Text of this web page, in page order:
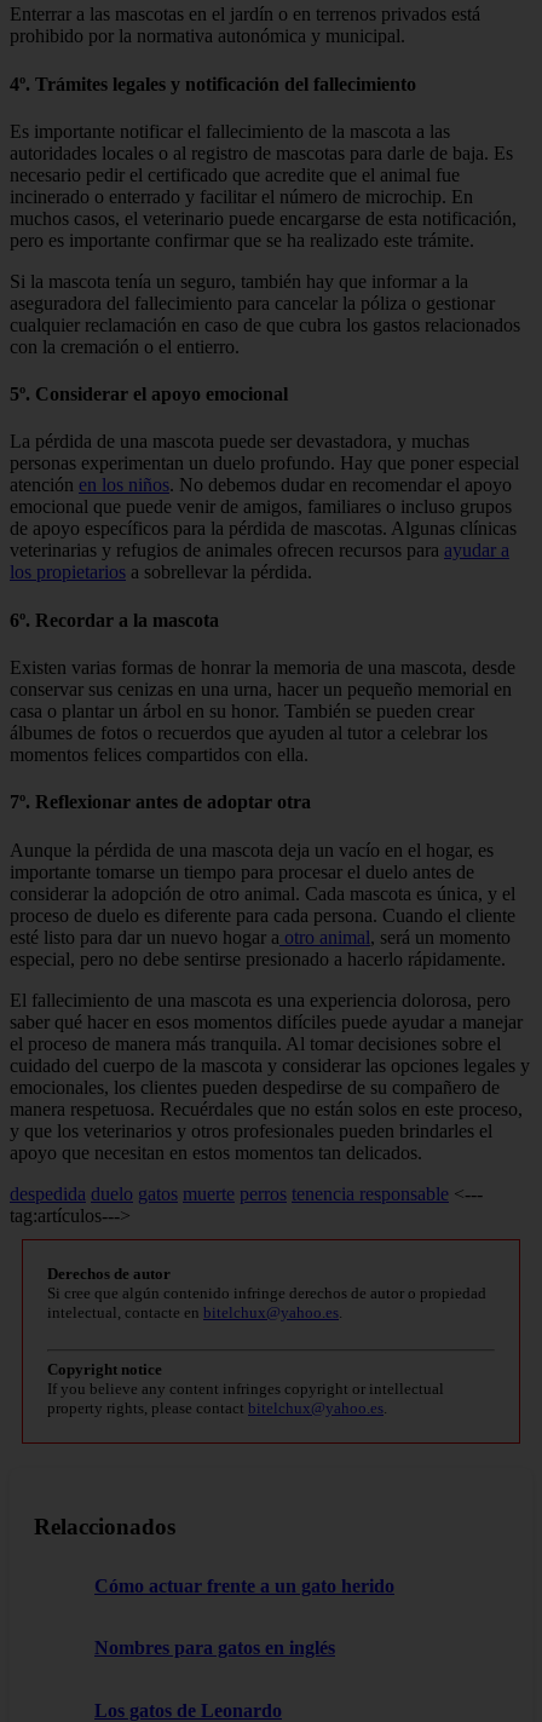
Enterrar a las mascotas en el jardín o en terrenos privados está
prohibido por la normativa autonómica y municipal.
4º. Trámites legales y notificación del fallecimiento
Es importante notificar el fallecimiento de la mascota a las
autoridades locales o al registro de mascotas para darle de baja. Es
necesario pedir el certificado que acredite que el animal fue
incinerado o enterrado y facilitar el número de microchip. En
muchos casos, el veterinario puede encargarse de esta notificación,
pero es importante confirmar que se ha realizado este trámite.
Si la mascota tenía un seguro, también hay que informar a la
aseguradora del fallecimiento para cancelar la póliza o gestionar
cualquier reclamación en caso de que cubra los gastos relacionados
con la cremación o el entierro.
5º. Considerar el apoyo emocional
La pérdida de una mascota puede ser devastadora, y muchas
personas experimentan un duelo profundo. Hay que poner especial
atención en los niños. No debemos dudar en recomendar el apoyo
emocional que puede venir de amigos, familiares o incluso grupos
de apoyo específicos para la pérdida de mascotas. Algunas clínicas
veterinarias y refugios de animales ofrecen recursos para ayudar a
los propietarios a sobrellevar la pérdida.
6º. Recordar a la mascota
Existen varias formas de honrar la memoria de una mascota, desde
conservar sus cenizas en una urna, hacer un pequeño memorial en
casa o plantar un árbol en su honor. También se pueden crear
álbumes de fotos o recuerdos que ayuden al tutor a celebrar los
momentos felices compartidos con ella.
7º. Reflexionar antes de adoptar otra
Aunque la pérdida de una mascota deja un vacío en el hogar, es
importante tomarse un tiempo para procesar el duelo antes de
considerar la adopción de otro animal. Cada mascota es única, y el
proceso de duelo es diferente para cada persona. Cuando el cliente
esté listo para dar un nuevo hogar a otro animal, será un momento
especial, pero no debe sentirse presionado a hacerlo rápidamente.
El fallecimiento de una mascota es una experiencia dolorosa, pero
saber qué hacer en esos momentos difíciles puede ayudar a manejar
el proceso de manera más tranquila. Al tomar decisiones sobre el
cuidado del cuerpo de la mascota y considerar las opciones legales y
emocionales, los clientes pueden despedirse de su compañero de
manera respetuosa. Recuérdales que no están solos en este proceso,
y que los veterinarios y otros profesionales pueden brindarles el
apoyo que necesitan en estos momentos tan delicados.
despedida duelo gatos muerte perros tenencia responsable <---
tag:artículos--->
Derechos de autor
Si cree que algún contenido infringe derechos de autor o propiedad
intelectual, contacte en bitelchux@yahoo.es
Copyright notice
If you believe any content infringes copyright or intellectual
property rights, please contact bitelchux@yahoo.es
Relaccionados
Cómo actuar frente a un gato herido
Nombres para gatos en inglés
Los gatos de Leonardo